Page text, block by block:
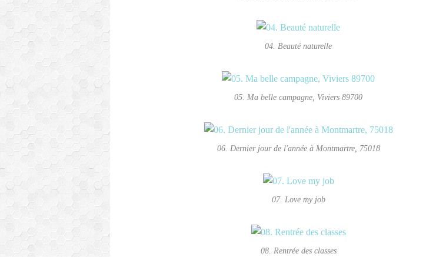
04. Beauté naturelle
05. Ma belle campagne, Viviers 89700
06. Dernier jour de l'année à Montmartre, 75018
07. Love my job
08. Rentrée des classes